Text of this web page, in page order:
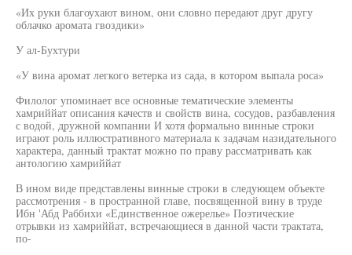
«Их руки благоухают вином, они словно передают друг другу
облачко аромата гвоздики»
У ал-Бухтури
«У вина аромат легкого ветерка из сада, в котором выпала роса»
Филолог упоминает все основные тематические элементы
хамриййат описания качеств и свойств вина, сосудов, разбавления
с водой, дружной компании И хотя формально винные строки
играют роль иллюстративного материала к задачам назидательного
характера, данный трактат можно по праву рассматривать как
антологию хамриййат
В ином виде представлены винные строки в следующем объекте
рассмотрения - в пространной главе, посвященной вину в труде
Ибн 'Абд Раббихи «Единственное ожерелье» Поэтические
отрывки из хамриййат, встречающиеся в данной части трактата,
по-